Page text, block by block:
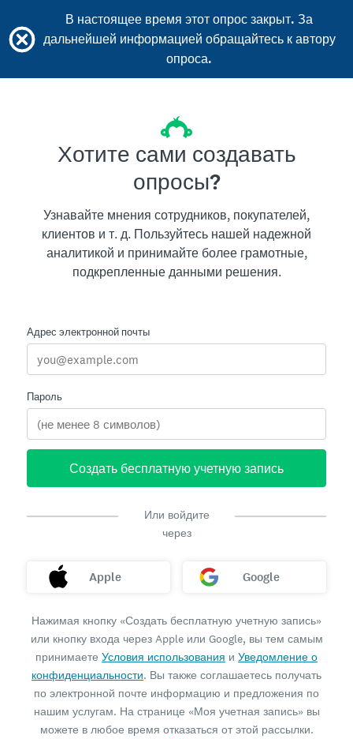
В настоящее время этот опрос закрыт. За
дальнейшей информацией обращайтесь к автору
опроса.
Хотите сами создавать
опросы?
Узнавайте мнения сотрудников, покупателей,
клиентов и т. д. Пользуйтесь нашей надежной
аналитикой и принимайте более грамотные,
подкрепленные данными решения.
Адрес электронной почты
Пароль
Создать бесплатную учетную запись
Или войдите
через
Apple Google
Нажимая кнопку «Создать бесплатную учетную запись»
или кнопку входа через Apple или Google, вы тем самым
принимаете Условия использования и Уведомление о
конфиденциальности. Вы также соглашаетесь получать
по электронной почте информацию и предложения по
нашим услугам. На странице «Моя учетная запись» вы
можете в любое время отказаться от этой рассылки.